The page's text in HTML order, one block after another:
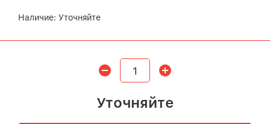
Наличие: Уточняйте
Уточняйте